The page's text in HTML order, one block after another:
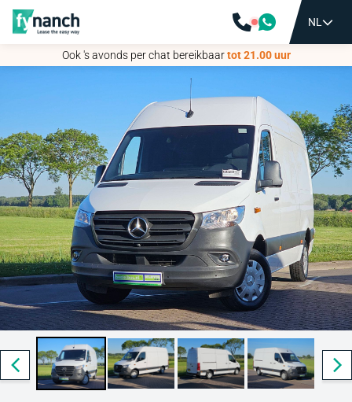
NL
Ook 's avonds per chat bereikbaartot 21.00 uur
NL
Ook 's avonds per chat bereikbaartot 21.00 uur